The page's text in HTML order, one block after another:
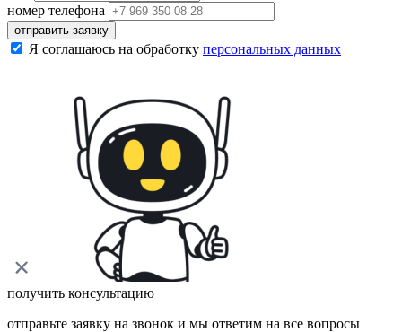
номер телефона
отправить заявку
Я соглашаюсь на обработку персональных данных
получить консультацию
отправьте заявку на звонок и мы ответим на все вопросы